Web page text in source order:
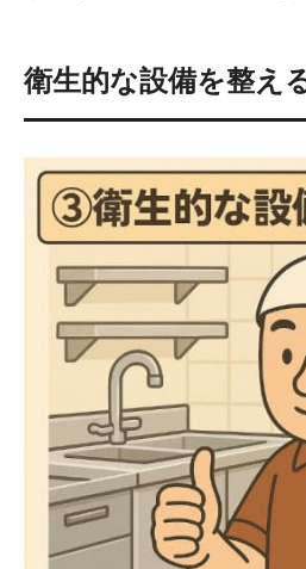
衛生的な設備を整え